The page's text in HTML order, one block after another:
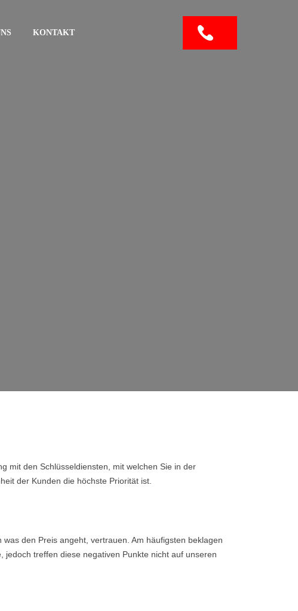
KONTAKT
mit den Schlüsseldiensten, mit welchen Sie in der
der Kunden die höchste Priorität ist.
den Preis angeht, vertrauen. Am häufigsten beklagen
treffen diese negativen Punkte nicht auf unseren